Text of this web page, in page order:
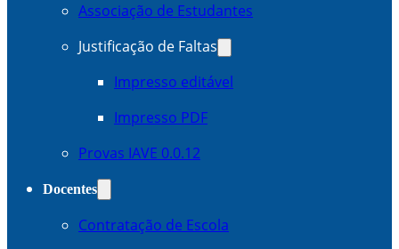
Associação de Estudantes
Justificação de Faltas
Impresso editável
Impresso PDF
Provas IAVE 0.0.12
Docentes
Contratação de Escola